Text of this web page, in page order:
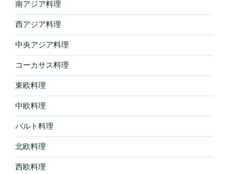
南アジア料理
西アジア料理
中央アジア料理
コーカサス料理
東欧料理
中欧料理
バルト料理
北欧料理
西欧料理